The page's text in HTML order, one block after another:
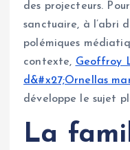
des projecteurs.
sanctuaire, à l’abri
polémiques
contexte, Geoffroy
d&#x27;Ornellas
développe le sujet
La